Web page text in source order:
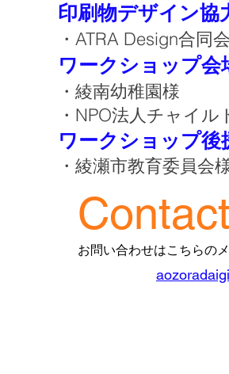
印刷物デザイン協
・ATRA Design合同
ワークショップ会
・綾南幼稚園様
・NPO法人チャイ
ワークショップ後
・綾瀬市教育委員会
Contact
お問い合わせはこちらの